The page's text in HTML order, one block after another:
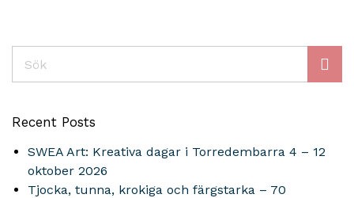
Recent Posts
SWEA Art: Kreativa dagar i Torredembarra 4 – 12
oktober 2026
Tjocka, tunna, krokiga och färgstarka – 70